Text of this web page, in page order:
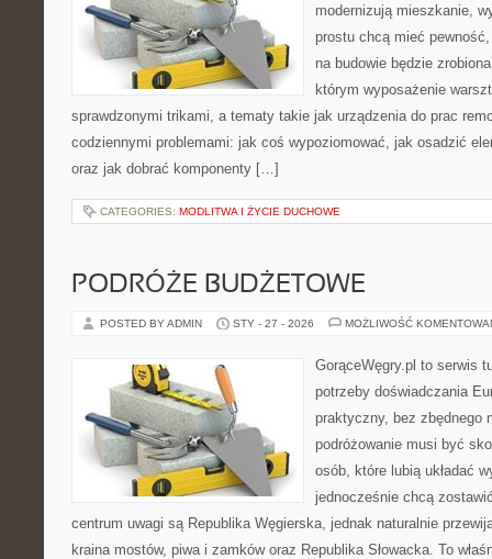
modernizują mieszkanie,
prostu chcą mieć
na budowie będzie
którym wyposażenie
sprawdzonymi trikami, a tematy takie jak urządzenia do prac
codziennymi problemami: jak coś wypoziomować, jak osadzić
oraz jak dobrać komponenty […]
CATEGORIES: MODLITWA I ŻYCIE DUCHOWE
PODRÓŻE BUDŻETOWE
POSTED BY ADMIN STY - 27 - 2026 MOŻLIWOŚĆ
GorąceWęgry.pl to serwis
potrzeby doświadczania
praktyczny, bez zbędnego
podróżowanie musi być
osób, które lubią układać
jednocześnie chcą
centrum uwagi są Republika Węgierska, jednak naturalnie
kraina mostów, piwa i zamków oraz Republika Słowacka. To